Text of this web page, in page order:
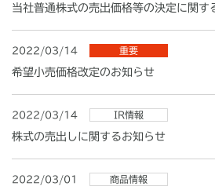
当社普通株式の売出価格等の決定に関す
2022/03/14 重要
希望小売価格改定のお知らせ
2022/03/14 IR情報
株式の売出しに関するお知らせ
2022/03/01 商品情報